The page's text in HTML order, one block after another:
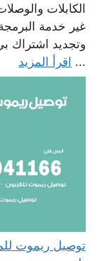
الكابلات
غير خدمة
وتجديد اشتراك
... اقرأ المزيد